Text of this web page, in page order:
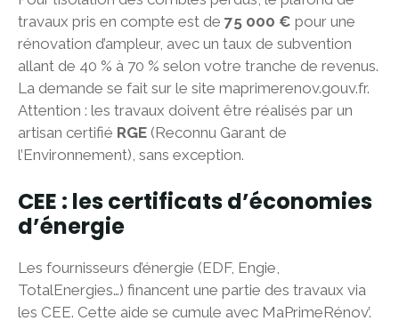
travaux pris en compte est de 75 000 € pour une
rénovation d’ampleur, avec un taux de subvention
allant de 40 % à 70 % selon votre tranche de revenus.
La demande se fait sur le site maprimerenov.gouv.fr.
Attention : les travaux doivent être réalisés par un
artisan certifié RGE (Reconnu Garant de
l’Environnement), sans exception.
CEE : les certificats d’économies
d’énergie
Les fournisseurs d’énergie (EDF, Engie,
TotalEnergies…) financent une partie des travaux via
les CEE. Cette aide se cumule avec MaPrimeRénov’.